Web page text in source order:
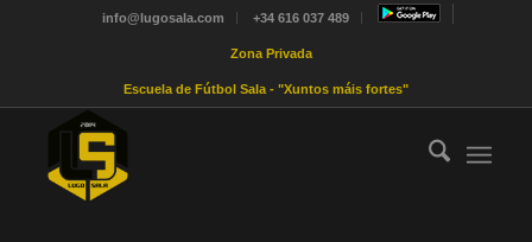
info@lugosala.com +34 616 037 489
Zona Privada
Escuela de Fútbol Sala - "Xuntos máis fortes"